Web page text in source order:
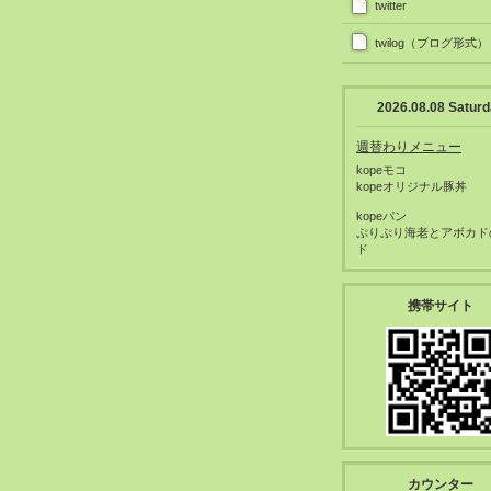
twitter
twilog（ブログ形式）
2026.08.08
週替わりメニュー
kopeモコ
kopeオリジナル豚丼
kopeパン
ぷりぷり海老とアボカド
ド
携帯サイト
カウンター